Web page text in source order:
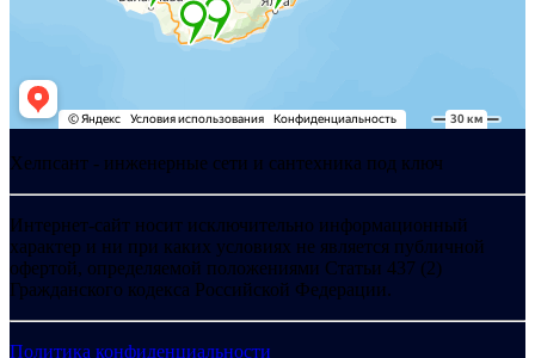
Хелпсант - инженерные сети и сантехника под ключ
Интернет-сайт носит исключительно информационный
характер и ни при каких условиях не является публичной
офертой, определяемой положениями Статьи 437 (2)
Гражданского кодекса Российской Федерации.
Политика конфиденциальности